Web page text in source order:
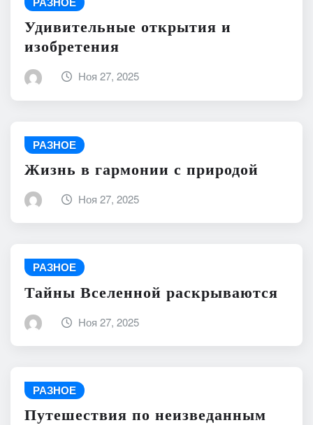
Удивительные открытия и
изобретения
Ноя 27, 2025
РАЗНОЕ
Жизнь в гармонии с природой
Ноя 27, 2025
РАЗНОЕ
Тайны Вселенной раскрываются
Ноя 27, 2025
РАЗНОЕ
Путешествия по неизведанным